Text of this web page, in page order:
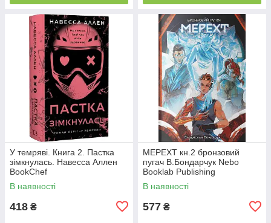
У темряві. Книга 2. Пастка
зімкнулась. Навесса Аллен
BookChef
В наявності
418 ₴
МЕРЕХТ кн.2 бронзовий
пугач В.Бондарчук Nebo
Booklab Publishing
В наявності
577 ₴